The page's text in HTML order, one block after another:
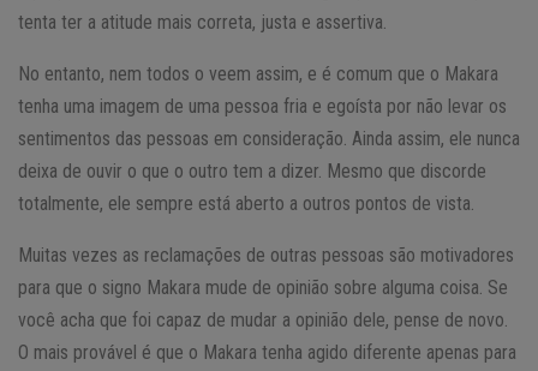
tenta ter a atitude mais correta, justa e assertiva.
No entanto, nem todos o veem assim, e é comum que o Makara
tenha uma imagem de uma pessoa fria e egoísta por não levar os
sentimentos das pessoas em consideração. Ainda assim, ele nunca
deixa de ouvir o que o outro tem a dizer. Mesmo que discorde
totalmente, ele sempre está aberto a outros pontos de vista.
Muitas vezes as reclamações de outras pessoas são motivadores
para que o signo Makara mude de opinião sobre alguma coisa. Se
você acha que foi capaz de mudar a opinião dele, pense de novo.
O mais provável é que o Makara tenha agido diferente apenas para